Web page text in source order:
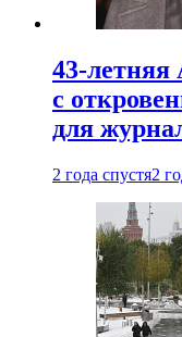
43-летняя
с
для
2 года спустя2